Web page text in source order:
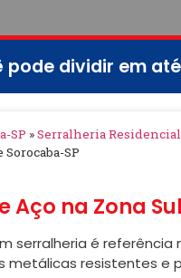
pode dividir em até
SP »Serralheria Residencial
SP
Aço na Zona Sul
serralheria é
metálicas resistentes e